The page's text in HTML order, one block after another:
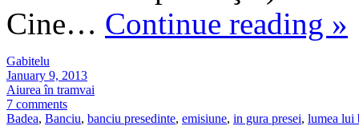
Cine… Continue reading »
Gabitelu
January 9, 2013
Aiurea în tramvai
7 comments
Badea, Banciu, banciu presedinte, emisiune, in gura presei, lumea lui